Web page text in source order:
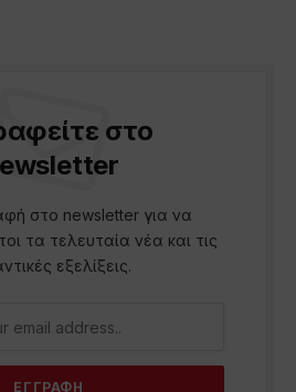
στο
στο newsletter για να
τα τελευταία νέα και τις
εξελίξεις.